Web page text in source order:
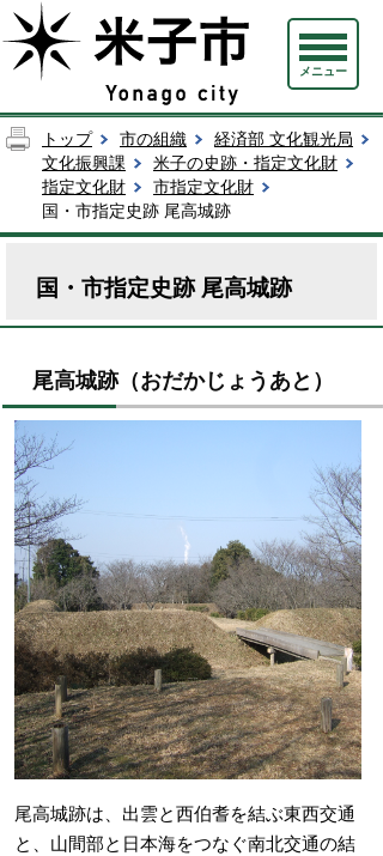
メニュー
トップ 市の組織
経済部 文化観光局
文化振興課
米子の史跡・指定文化財
指定文化財
市指定文化財
国・市指定史跡 尾高城跡
国・市指定史跡 尾高城跡
尾高城跡（おだかじょうあと）
尾高城跡は、出雲と西伯耆を結ぶ東西交通
と、山間部と日本海をつなぐ南北交通の結